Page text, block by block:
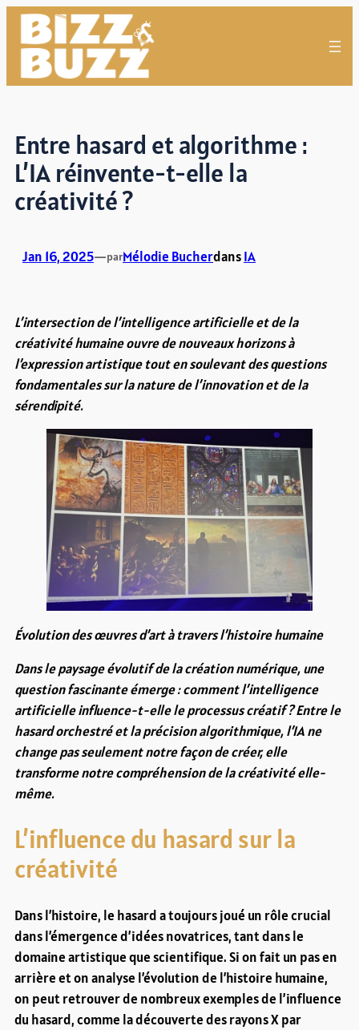
Aller
contenu
Entre hasard et algorithme :
L’IA réinvente-t-elle la
créativité ?
Jan 16, 2025—parMélodie BucherdansIA
L’intersection de l’intelligence artificielle et de la
créativité humaine ouvre de nouveaux horizons à
l’expression artistique tout en soulevant des questions
fondamentales sur la nature de l’innovation et de la
sérendipité.
Évolution des œuvres d’art à travers l’histoire humaine
Dans le paysage évolutif de la création numérique, une
question fascinante émerge : comment l’intelligence
artificielle influence-t-elle le processus créatif ? Entre le
hasard orchestré et la précision algorithmique, l’IA ne
change pas seulement notre façon de créer, elle
transforme notre compréhension de la créativité elle-
même.
L’influence du hasard sur la
créativité
Dans l’histoire, le hasard a toujours joué un rôle crucial
dans l’émergence d’idées novatrices, tant dans le
domaine artistique que scientifique. Si on fait un pas en
arrière et on analyse l’évolution de l’histoire humaine,
on peut retrouver de nombreux exemples de l’influence
du hasard, comme la découverte des rayons X par